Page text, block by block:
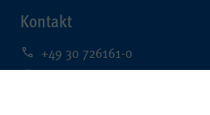
Kontakt
+49 30 726161-0
+49 30 726161-212